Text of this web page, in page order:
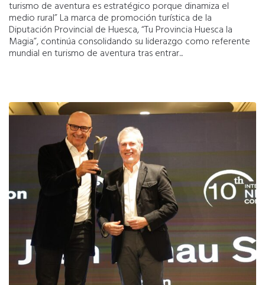
turismo de aventura es estratégico porque dinamiza el
medio rural” La marca de promoción turística de la
Diputación Provincial de Huesca, “Tu Provincia Huesca la
Magia”, continúa consolidando su liderazgo como referente
mundial en turismo de aventura tras entrar...